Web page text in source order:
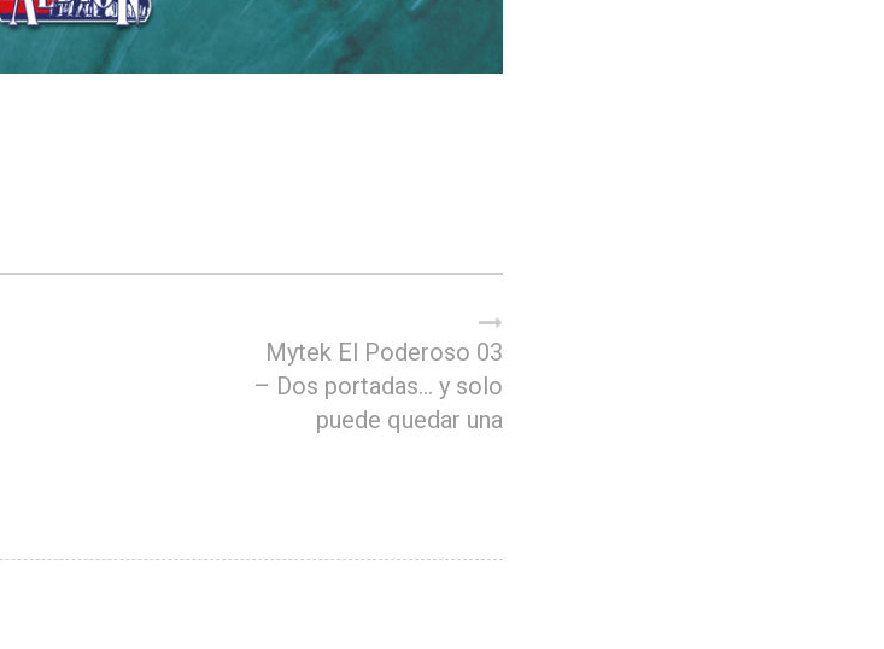
Mytek El Poderoso 03
– Dos portadas… y solo
puede quedar una